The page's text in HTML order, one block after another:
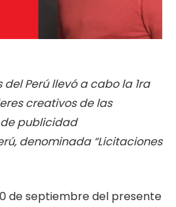
Perú llevó a cabo la 1ra
creativos de las
publicidad
denominada “Licitaciones
de septiembre del presente